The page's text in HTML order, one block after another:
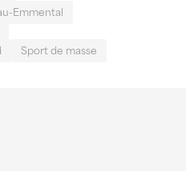
Emmental
Sport de masse